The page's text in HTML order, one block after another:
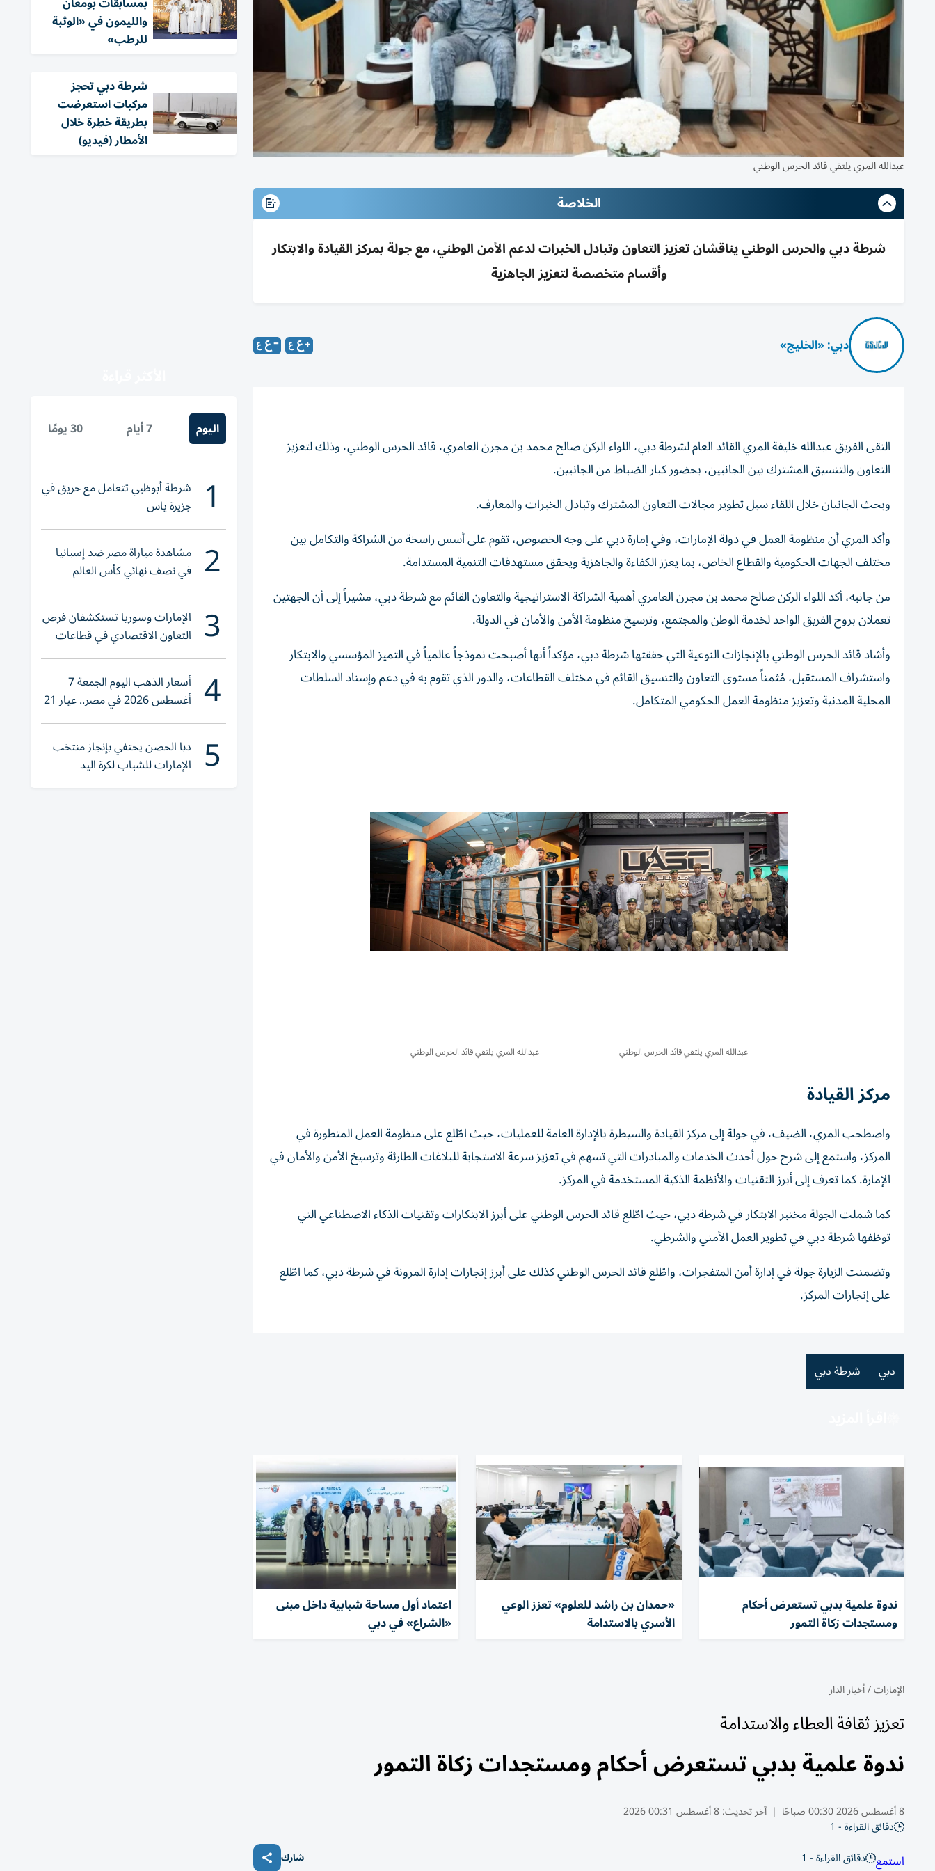
عبدالله المري يلتقي قائد الحرس الوطني
الخلاصة
شرطة دبي والحرس الوطني يناقشان تعزيز التعاون وتبادل الخبرات لدعم الأمن الوطني، مع جولة بمركز القيادة والابتكار
وأقسام متخصصة لتعزيز الجاهزية
دبي: «الخليج»
التقى الفريق عبدالله خليفة المري القائد العام لشرطة دبي، اللواء الركن صالح محمد بن مجرن العامري، قائد الحرس الوطني، وذلك لتعزيز
التعاون والتنسيق المشترك بين الجانبين، بحضور كبار الضباط من الجانبين.
وبحث الجانبان خلال اللقاء سبل تطوير مجالات التعاون المشترك وتبادل الخبرات والمعارف.
وأكد المري أن منظومة العمل في دولة الإمارات، وفي إمارة دبي على وجه الخصوص، تقوم على أسس راسخة من الشراكة والتكامل بين
مختلف الجهات الحكومية والقطاع الخاص، بما يعزز الكفاءة والجاهزية ويحقق مستهدفات التنمية المستدامة.
من جانبه، أكد اللواء الركن صالح محمد بن مجرن العامري أهمية الشراكة الاستراتيجية والتعاون القائم مع شرطة دبي، مشيراً إلى أن الجهتين
تعملان بروح الفريق الواحد لخدمة الوطن والمجتمع، وترسيخ منظومة الأمن والأمان في الدولة.
وأشاد قائد الحرس الوطني بالإنجازات النوعية التي حققتها شرطة دبي، مؤكداً أنها أصبحت نموذجاً عالمياً في التميز المؤسسي والابتكار
واستشراف المستقبل، مُثمناً مستوى التعاون والتنسيق القائم في مختلف القطاعات، والدور الذي تقوم به في دعم وإسناد السلطات
المحلية المدنية وتعزيز منظومة العمل الحكومي المتكامل.
عبدالله المري يلتقي قائد الحرس الوطني عبدالله المري يلتقي قائد الحرس الوطني
مركز القيادة
واصطحب المري، الضيف، في جولة إلى مركز القيادة والسيطرة بالإدارة العامة للعمليات، حيث اطّلع على منظومة العمل المتطورة في
المركز، واستمع إلى شرح حول أحدث الخدمات والمبادرات التي تسهم في تعزيز سرعة الاستجابة للبلاغات الطارئة وترسيخ الأمن والأمان في
الإمارة. كما تعرف إلى أبرز التقنيات والأنظمة الذكية المستخدمة في المركز.
كما شملت الجولة مختبر الابتكار في شرطة دبي، حيث اطّلع قائد الحرس الوطني على أبرز الابتكارات وتقنيات الذكاء الاصطناعي التي
توظفها شرطة دبي في تطوير العمل الأمني والشرطي.
وتضمنت الزيارة جولة في إدارة أمن المتفجرات، واطّلع قائد الحرس الوطني كذلك على أبرز إنجازات إدارة المرونة في شرطة دبي، كما اطّلع
على إنجازات المركز.
دبي شرطة دبي
ندوة علمية بدبي تستعرض أحكام
ومستجدات زكاة التمور
«حمدان بن راشد للعلوم» تعزز الوعي
الأسري بالاستدامة
اعتماد أول مساحة شبابية داخل مبنى
«الشراع» في دبي
الإمارات/أخبار الدار
تعزيز ثقافة العطاء والاستدامة
ندوة علمية بدبي تستعرض أحكام ومستجدات زكاة التمور
8 أغسطس 2026 00:30 صباحًا | آخر تحديث:8 أغسطس 00:31 2026
دقائق القراءة - 1
استمع دقائق القراءة - 1 شارك
والليمون في «الوثبة
للرطب»
شرطة دبي تحجز
مركبات استعرضت
بطريقة خطِرة خلال
الأمطار (فيديو)
اليوم 7 أيام 30 يومًا
1 شرطة أبوظبي تتعامل مع حريق في
جزيرة ياس
2 مشاهدة مباراة مصر ضد إسبانيا
في نصف نهائي كأس العالم
لناشئات اليد 2026
3 الإمارات وسوريا تستكشفان فرص
التعاون الاقتصادي في قطاعات
حيوية
4 أسعار الذهب اليوم الجمعة 7
أغسطس 2026 في مصر.. عيار 21
يقترب من هذا الرقم
5 دبا الحصن يحتفي بإنجاز منتخب
الإمارات للشباب لكرة اليد